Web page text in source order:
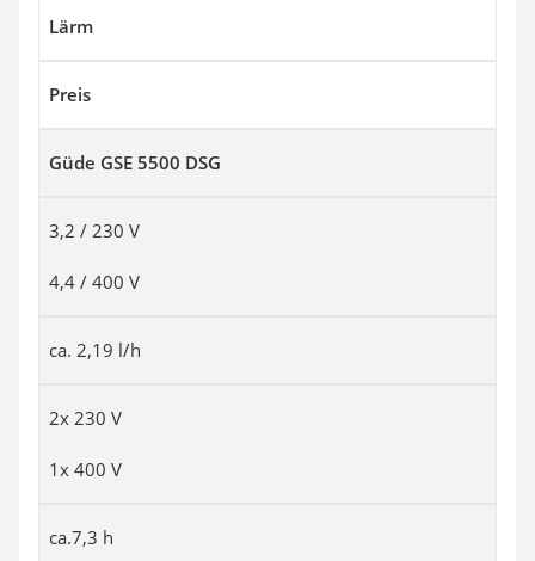
Lärm
Preis
Güde GSE 5500 DSG
3,2 / 230 V
4,4 / 400 V
ca. 2,19 l/h
2x 230 V
1x 400 V
ca.7,3 h